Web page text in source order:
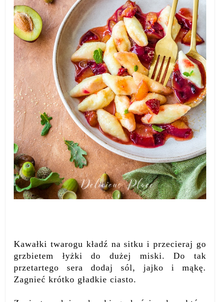
Kawałki twarogu kładź na sitku i przecieraj go
grzbietem łyżki do dużej miski. Do tak
przetartego sera dodaj sól, jajko i mąkę.
Zagnieć krótko gładkie ciasto.